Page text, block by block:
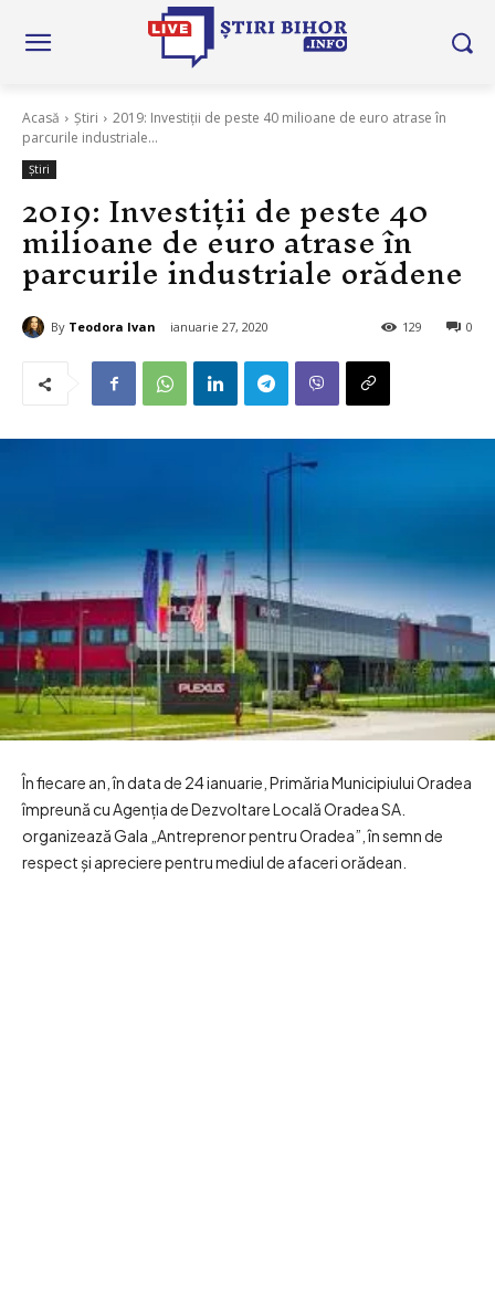
Acasă Știri
2019: Investiții de peste 40 milioane de euro atrase în
parcurile industriale...
Știri
2019: Investiții de peste 40
milioane de euro atrase în
parcurile industriale orădene
By Teodora Ivan ianuarie 27, 2020 0
129
În fiecare an, în data de 24 ianuarie, Primăria Municipiului Oradea
împreună cu Agenția de Dezvoltare Locală Oradea SA.
organizează Gala „Antreprenor pentru Oradea”, în semn de
respect și apreciere pentru mediul de afaceri orădean.